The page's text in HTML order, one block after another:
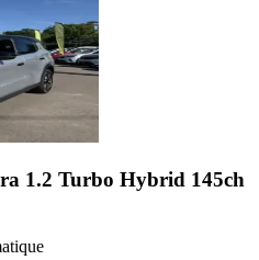
1.2 Turbo Hybrid 145ch